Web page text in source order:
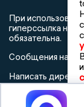
При
гиперссылка на
обязательна.
Сообщения на
Написать